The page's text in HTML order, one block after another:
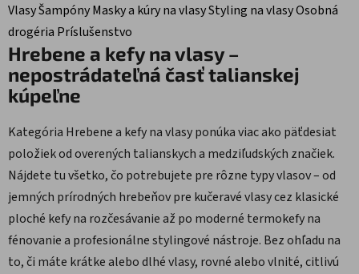
VlasyŠampónyMasky a kúry na vlasyStyling na vlasyOsobná
drogéria Príslušenstvo
Hrebene a kefy na vlasy –
nepostrádateľná časť talianskej
kúpeľne
Kategória Hrebene a kefy na vlasy ponúka viac ako päťdesiat
položiek od overených talianskych a medziľudských značiek.
Nájdete tu všetko, čo potrebujete pre rôzne typy vlasov – od
jemných prírodných hrebeňov pre kučeravé vlasy cez klasické
ploché kefy na rozčesávanie až po moderné termokefy na
fénovanie a profesionálne stylingové nástroje. Bez ohľadu na
to, či máte krátke alebo dlhé vlasy, rovné alebo vlnité, citlivú